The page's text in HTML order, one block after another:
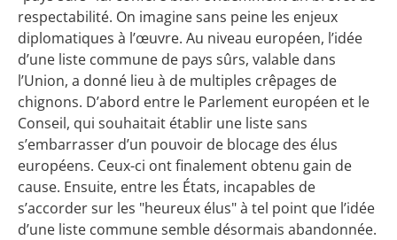
respectabilité. On imagine sans peine les enjeux
diplomatiques à l’œuvre. Au niveau européen, l’idée
d’une liste commune de pays sûrs, valable dans
l’Union, a donné lieu à de multiples crêpages de
chignons. D’abord entre le Parlement européen et le
Conseil, qui souhaitait établir une liste sans
s’embarrasser d’un pouvoir de blocage des élus
européens. Ceux-ci ont finalement obtenu gain de
cause. Ensuite, entre les États, incapables de
s’accorder sur les "heureux élus" à tel point que l’idée
d’une liste commune semble désormais abandonnée.